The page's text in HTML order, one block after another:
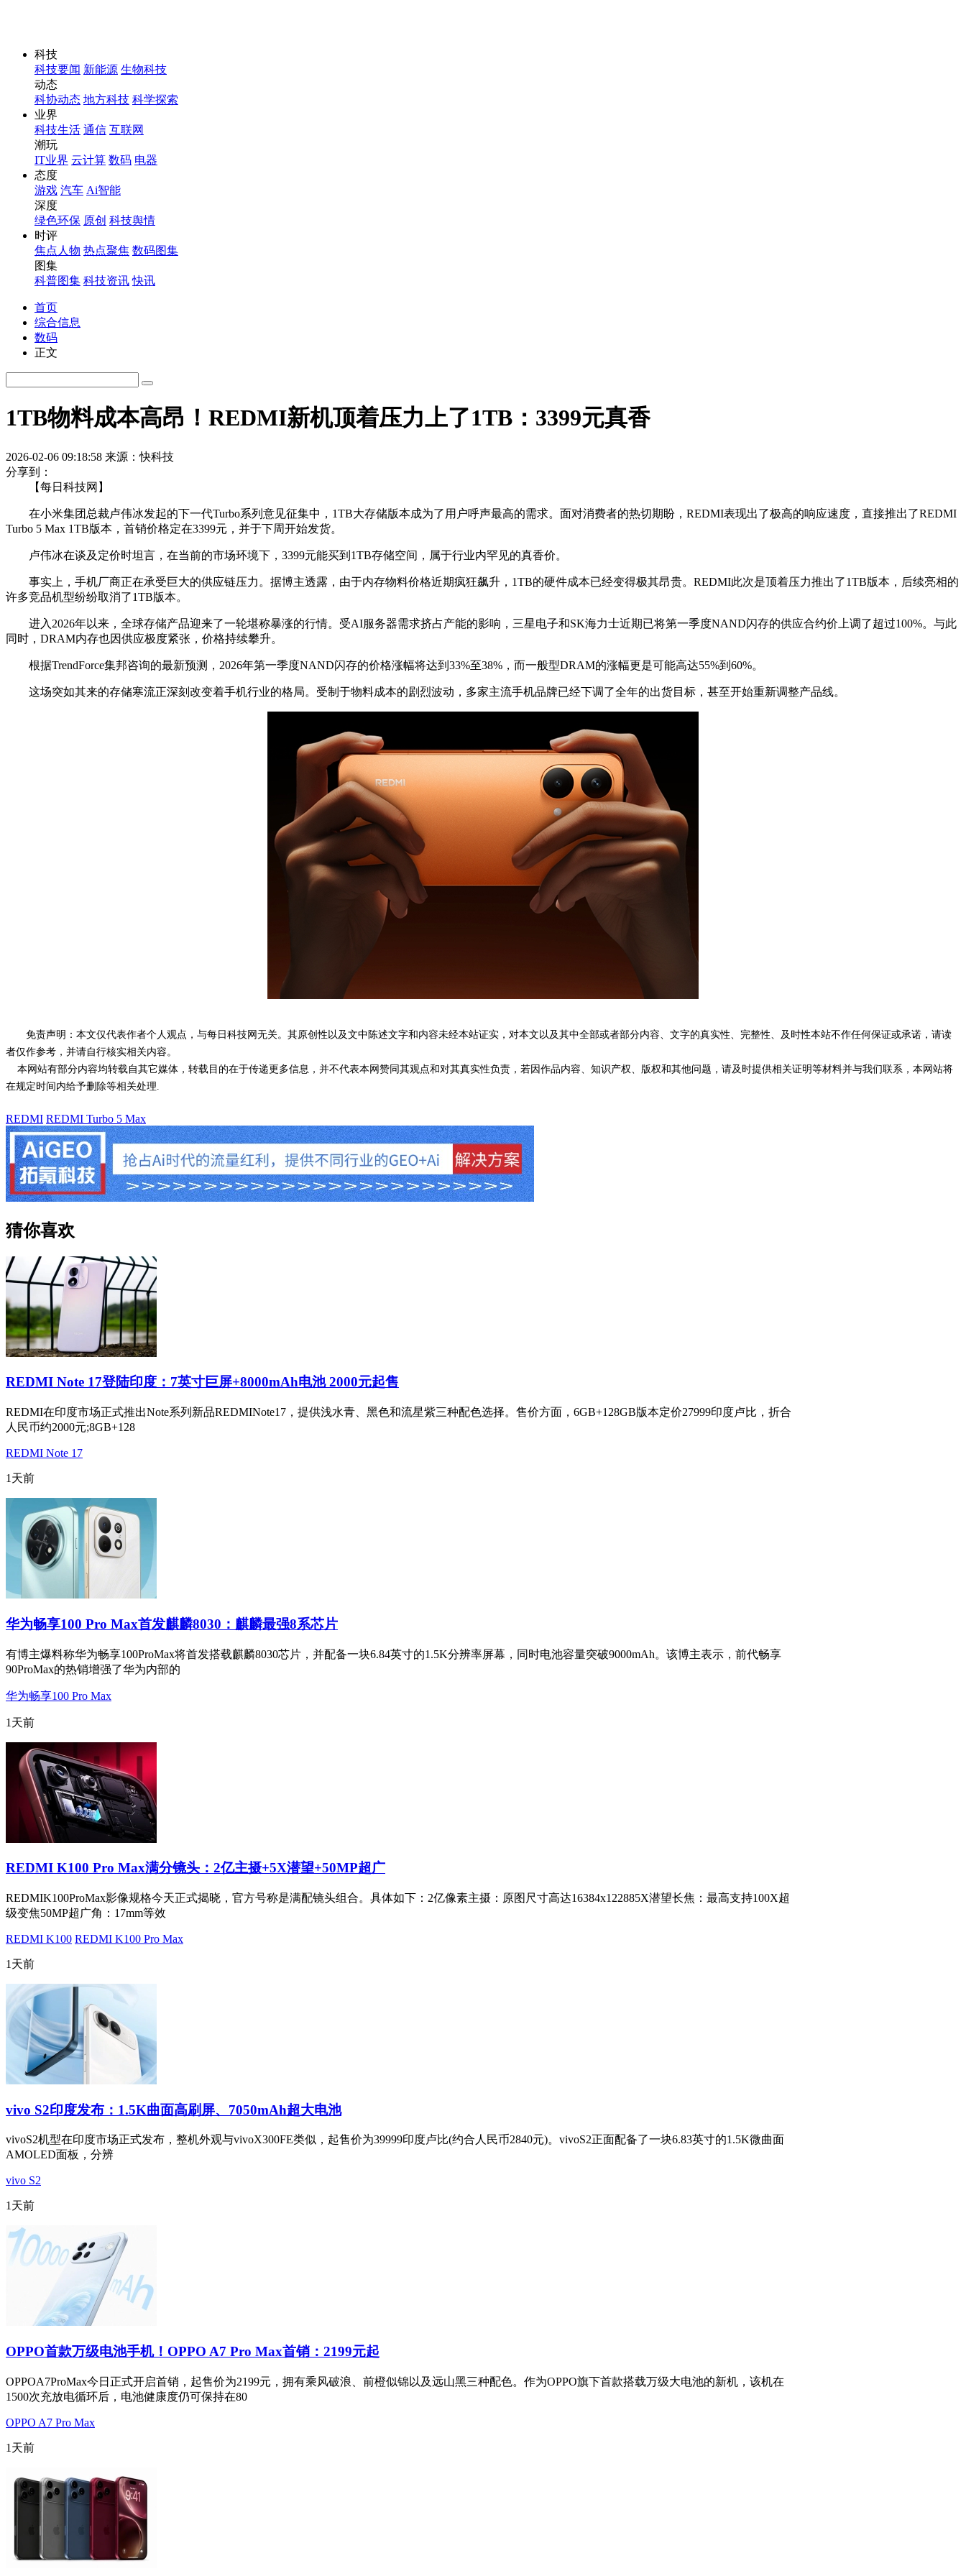
科技
科技要闻 新能源 生物科技
动态
科协动态 地方科技 科学探索
业界
科技生活 通信 互联网
潮玩
IT业界 云计算 数码 电器
态度
游戏 汽车 Ai智能
深度
绿色环保 原创 科技舆情
时评
焦点人物 热点聚焦 数码图集
图集
科普图集 科技资讯 快讯
首页
综合信息
数码
正文
1TB物料成本高昂！REDMI新机顶着压力上了1TB：3399元真香
2026-02-06 09:18:58 来源：快科技
分享到：
【每日科技网】
在小米集团总裁卢伟冰发起的下一代Turbo系列意见征集中，1TB大存储版本成为了用户呼声最高的需求。面对消费者的热切期盼，REDMI表现出了极高的响应速度，直接推出了REDMI
Turbo 5 Max 1TB版本，首销价格定在3399元，并于下周开始发货。
卢伟冰在谈及定价时坦言，在当前的市场环境下，3399元能买到1TB存储空间，属于行业内罕见的真香价。
事实上，手机厂商正在承受巨大的供应链压力。据博主透露，由于内存物料价格近期疯狂飙升，1TB的硬件成本已经变得极其昂贵。REDMI此次是顶着压力推出了1TB版本，后续亮相的
许多竞品机型纷纷取消了1TB版本。
进入2026年以来，全球存储产品迎来了一轮堪称暴涨的行情。受AI服务器需求挤占产能的影响，三星电子和SK海力士近期已将第一季度NAND闪存的供应合约价上调了超过100%。与此
同时，DRAM内存也因供应极度紧张，价格持续攀升。
根据TrendForce集邦咨询的最新预测，2026年第一季度NAND闪存的价格涨幅将达到33%至38%，而一般型DRAM的涨幅更是可能高达55%到60%。
这场突如其来的存储寒流正深刻改变着手机行业的格局。受制于物料成本的剧烈波动，多家主流手机品牌已经下调了全年的出货目标，甚至开始重新调整产品线。
免责声明：本文仅代表作者个人观点，与每日科技网无关。其原创性以及文中陈述文字和内容未经本站证实，对本文以及其中全部或者部分内容、文字的真实性、完整性、及时性本站不作任何保证或承诺，请读
者仅作参考，并请自行核实相关内容。
本网站有部分内容均转载自其它媒体，转载目的在于传递更多信息，并不代表本网赞同其观点和对其真实性负责，若因作品内容、知识产权、版权和其他问题，请及时提供相关证明等材料并与我们联系，本网站将
在规定时间内给予删除等相关处理.
REDMI REDMI Turbo 5 Max
猜你喜欢
REDMI Note 17登陆印度：7英寸巨屏+8000mAh电池 2000元起售
REDMI在印度市场正式推出Note系列新品REDMINote17，提供浅水青、黑色和流星紫三种配色选择。售价方面，6GB+128GB版本定价27999印度卢比，折合
人民币约2000元;8GB+128
REDMI Note 17
1天前
华为畅享100 Pro Max首发麒麟8030：麒麟最强8系芯片
有博主爆料称华为畅享100ProMax将首发搭载麒麟8030芯片，并配备一块6.84英寸的1.5K分辨率屏幕，同时电池容量突破9000mAh。该博主表示，前代畅享
90ProMax的热销增强了华为内部的
华为畅享100 Pro Max
1天前
REDMI K100 Pro Max满分镜头：2亿主摄+5X潜望+50MP超广
REDMIK100ProMax影像规格今天正式揭晓，官方号称是满配镜头组合。具体如下：2亿像素主摄：原图尺寸高达16384x122885X潜望长焦：最高支持100X超
级变焦50MP超广角：17mm等效
REDMI K100 REDMI K100 Pro Max
1天前
vivo S2印度发布：1.5K曲面高刷屏、7050mAh超大电池
vivoS2机型在印度市场正式发布，整机外观与vivoX300FE类似，起售价为39999印度卢比(约合人民币2840元)。vivoS2正面配备了一块6.83英寸的1.5K微曲面
AMOLED面板，分辨
vivo S2
1天前
OPPO首款万级电池手机！OPPO A7 Pro Max首销：2199元起
OPPOA7ProMax今日正式开启首销，起售价为2199元，拥有乘风破浪、前橙似锦以及远山黑三种配色。作为OPPO旗下首款搭载万级大电池的新机，该机在
1500次充放电循环后，电池健康度仍可保持在80
OPPO A7 Pro Max
1天前